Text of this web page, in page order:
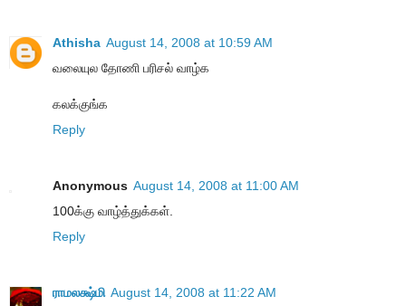
Athisha August 14, 2008 at 10:59 AM
வலையுல தோணி பரிசல் வாழ்க
கலக்குங்க
Reply
Anonymous August 14, 2008 at 11:00 AM
100க்கு வாழ்த்துக்கள்.
Reply
ராமலக்ஷ்மி August 14, 2008 at 11:22 AM